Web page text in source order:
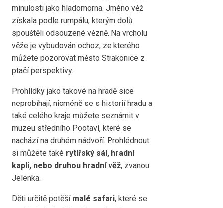
minulosti jako hladomorna. Jméno věž
získala podle rumpálu, kterým dolů
spouštěli odsouzené vězně. Na vrcholu
věže je vybudován ochoz, ze kterého
můžete pozorovat město Strakonice z
ptačí perspektivy.
Prohlídky jako takové na hradě sice
neprobíhají, nicméně se s historií hradu a
také celého kraje můžete seznámit v
muzeu středního Pootaví, které se
nachází na druhém nádvoří. Prohlédnout
si můžete také rytířský sál, hradní
kapli, nebo druhou hradní věž, zvanou
Jelenka.
Děti určitě potěší malé safari, které se